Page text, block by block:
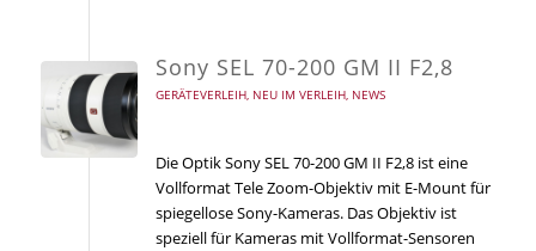
Sony SEL 70-200 GM II F2,8
GERÄTEVERLEIH, NEU IM VERLEIH, NEWS
Die Optik Sony SEL 70-200 GM II F2,8 ist eine
Vollformat Tele Zoom-Objektiv mit E-Mount für
spiegellose Sony-Kameras. Das Objektiv ist
speziell für Kameras mit Vollformat-Sensoren